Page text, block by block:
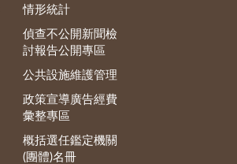
情形統計
偵查不公開新聞檢
討報告公開專區
公共設施維護管理
政策宣導廣告經費
彙整專區
概括選任鑑定機關
(團體)名冊